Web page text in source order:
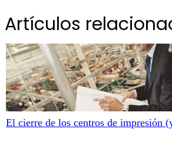
Artículos
El cierre de los centros de impresión